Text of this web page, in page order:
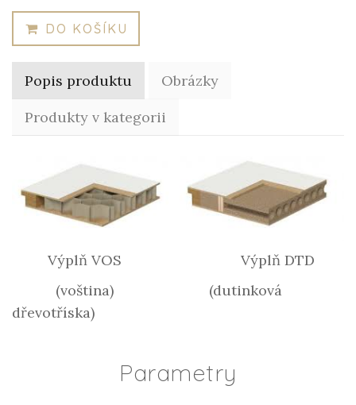
DO KOŠÍKU
Popis produktu
Obrázky
Produkty v kategorii
Výplň VOS Výplň DTD
(voština) (dutinková
dřevotříska)
Parametry